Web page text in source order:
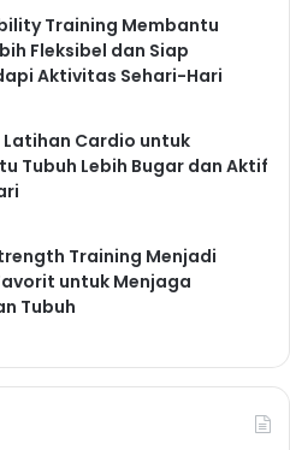
Training Membantu
Fleksibel dan Siap
Aktivitas Sehari-Hari
Latihan Cardio untuk
Tubuh Lebih Bugar dan Aktif
Training Menjadi
untuk Menjaga
Tubuh